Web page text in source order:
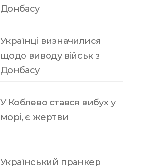
Донбасу
Українці визначилися
щодо виводу військ з
Донбасу
У Коблево стався вибух у
морі, є жертви
Український пранкер